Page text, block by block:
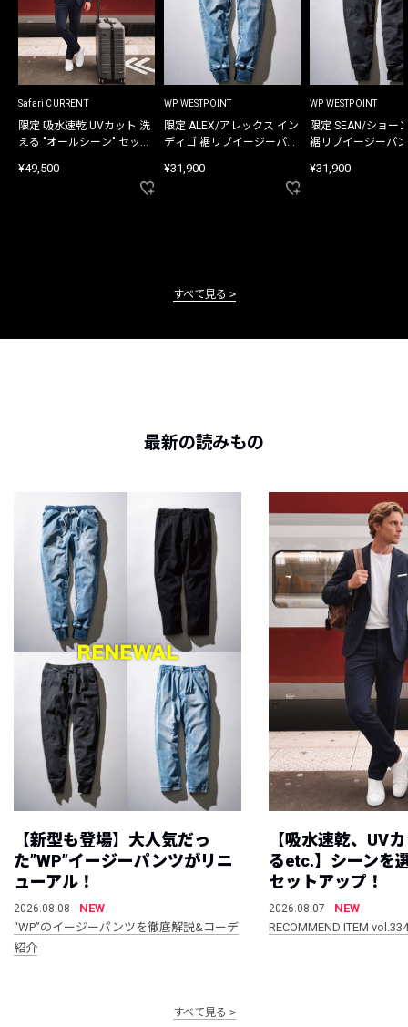
Safari CURRENT
限定 吸水速乾 UVカット 洗
える "オールシーン" セット
¥49,500
WP WESTPOINT
限定 ALEX/アレックス イン
ディゴ 裾リブイージーパン
¥31,900
WP WESTPOINT
限定 SEAN/ショー
裾リブイージーパ
¥31,900
すべて見る
最新の読みもの
【新型も登場】大人気だっ
た”WP”イージーパンツがリニ
ューアル！
2026.08.08
NEW
“WP”のイージーパンツを徹底解説&コーデ
紹介
【吸水速乾、UV
るetc.】シーンを
セットアップ！
2026.08.07
NEW
RECOMMEND ITEM vol.334
すべて見る